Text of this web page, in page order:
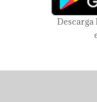
Descarga